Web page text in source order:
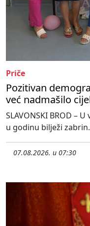
Priče
Pozitivan
već nadmašilo
SLAVONSKI BROD –
u godinu bilježi
07.08.2026. u 07:30